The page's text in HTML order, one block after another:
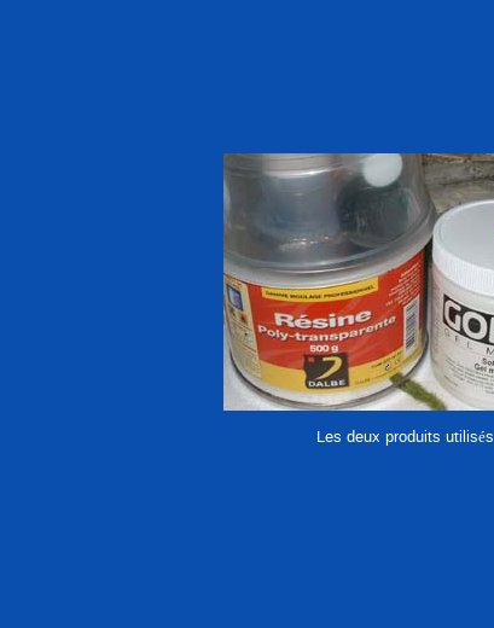
Les deux produits utilisés